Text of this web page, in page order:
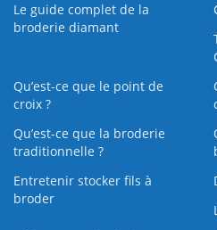
Le guide complet de la
broderie diamant
Qu’est-ce que le point de
croix ?
Qu’est-ce que la broderie
traditionnelle ?
Entretenir stocker fils à
broder